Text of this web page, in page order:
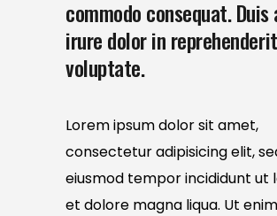
commodo consequat. Duis
irure dolor in
voluptate.
Lorem ipsum dolor sit amet,
consectetur adipisicing elit,
eiusmod tempor incididunt ut
et dolore magna liqua. Ut